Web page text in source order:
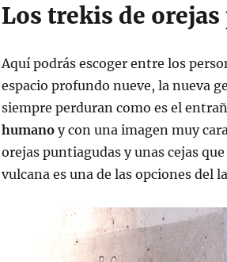
Los trekis de
Aquí podrás escoger entre los
espacio profundo nueve, la nueva
siempre perduran como es el
humanoy con una imagen muy
orejas puntiagudas y unas cejas
vulcana es una de las opciones del